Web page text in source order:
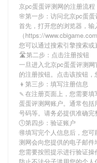
京pc蛋蛋评测网的注册流程
🌸第一步：访问北京pc蛋蛋
首先，打开您的浏览器，输
（https://
您可以通过搜索引擎搜索或
🛣第二步：点击注册按钮
一旦进入北京pc蛋蛋评测网
的注册按钮。点击该按钮，
👦第三步：填写注册信息
🍡在注册页面上，您需要
蛋蛋评测网账户。通常包
号码等。请务必提供准确完
🕔第四步：验证账户
🉐填写完个人信息后，您可
测网会向您提供的电子邮件
您需要按照提示进行验证